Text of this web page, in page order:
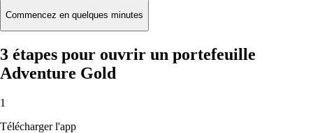
Commencez en quelques minutes
3 étapes pour ouvrir un portefeuille
Adventure Gold
1
Télécharger l'app